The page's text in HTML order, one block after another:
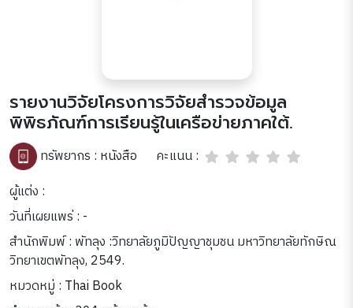
รายงานวิจัยโครงการวิจัยสำรวจข้อมูล
พิพิธภัณฑ์การเรียนรู้ในเครือข่ายภาคใต้.
ทรัพยากร : หนังสือ
คะแนน :
ผู้แต่ง :
วันที่เผยแพร่ : -
สำนักพิมพ์ : พัทลุง :วิทยาลัยภูมิปัญญาชุมชน มหาวิทยาลัยทักษิณ
วิทยาเขตพัทลุง, 2549.
หมวดหมู่ : Thai Book